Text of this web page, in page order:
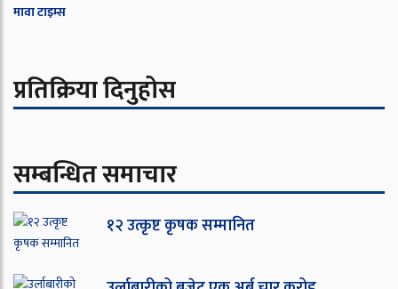
मावा टाइम्स
प्रतिक्रिया दिनुहोस
सम्बन्धित समाचार
१२ उत्कृष्ट कृषक सम्मानित